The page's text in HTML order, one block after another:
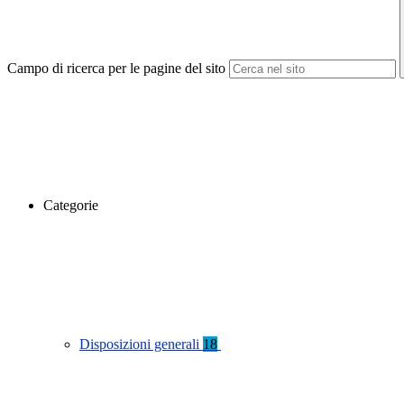
Campo di ricerca per le pagine del sito
Categorie
Disposizioni generali 18